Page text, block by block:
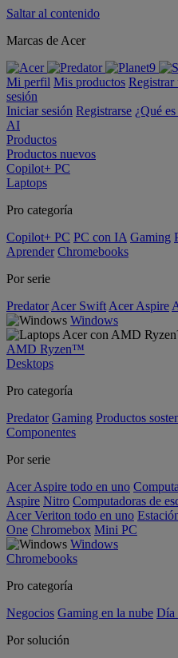
Saltar al contenido
Marcas de Acer
Mi perfil Mis productos Registrar
sesión
Iniciar sesión Registrarse ¿Qué
AI
Productos
Productos nuevos
Copilot+ PC
Laptops
Pro categoría
Copilot+ PC PC con IA Gaming
Aprender Chromebooks
Por serie
Predator Acer Swift Acer Aspire
Windows
AMD Ryzen™
Desktops
Pro categoría
Predator Gaming Productos
Componentes
Por serie
Acer Aspire todo en uno
Aspire Nitro Computadoras de
Acer Veriton todo en uno
One Chromebox Mini PC
Windows
Chromebooks
Pro categoría
Negocios Gaming en la nube Día
Por solución